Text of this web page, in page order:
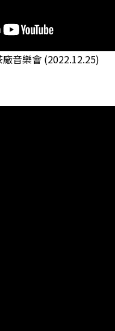
音樂會 (2022.12.25)